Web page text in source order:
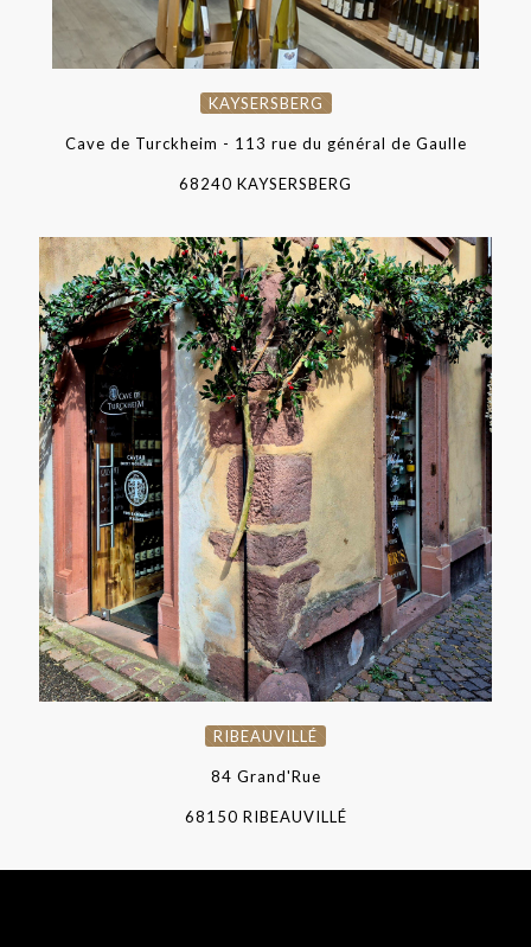
KAYSERSBERG
Cave de Turckheim - 113 rue du général de Gaulle
68240 KAYSERSBERG
RIBEAUVILLÉ
RIBEAUVILLÉ
84 Grand'Rue
68150 RIBEAUVILLÉ